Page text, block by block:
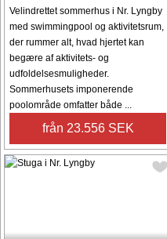
Velindrettet sommerhus i Nr. Lyngby
med swimmingpool og aktivitetsrum,
der rummer alt, hvad hjertet kan
begære af aktivitets- og
udfoldelsesmuligheder.
Sommerhusets imponerende
poolområde omfatter både ...
från 23.556 SEK